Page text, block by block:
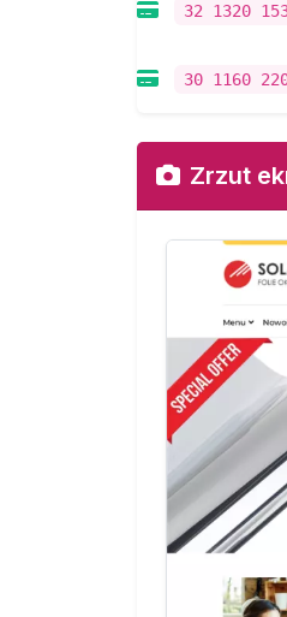
32 1320
30 1160
Zrzut